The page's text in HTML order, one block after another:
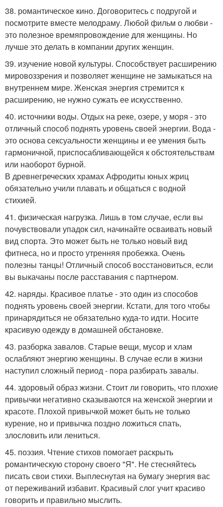
38. романтическое кино. Договоритесь с подругой и
посмотрите вместе мелодраму. Любой фильм о любви -
это полезное времяпровождение для женщины. Но
лучше это делать в компании других женщин.
39. изучение новой культуры. Способствует расширению
мировоззрения и позволяет женщине не замыкаться на
внутреннем мире. Женская энергия стремится к
расширению, не нужно сужать ее искусственно.
40. источники воды. Отдых на реке, озере, у моря - это
отличный способ поднять уровень своей энергии. Вода -
это основа сексуальности женщины и ее умения быть
гармоничной, приспосабливающейся к обстоятельствам
или наоборот бурной.
В древнегреческих храмах Афродиты юных жриц
обязательно учили плавать и общаться с водной
стихией.
41. физическая нагрузка. Лишь в том случае, если вы
почувствовали упадок сил, начинайте осваивать новый
вид спорта. Это может быть не только новый вид
фитнеса, но и просто утренняя пробежка. Очень
полезны танцы! Отличный способ восстановиться, если
вы выкачаны после расставания с партнером.
42. наряды. Красивое платье - это один из способов
поднять уровень своей энергии. Кстати, для того чтобы
принарядиться не обязательно куда-то идти. Носите
красивую одежду в домашней обстановке.
43. разборка завалов. Старые вещи, мусор и хлам
ослабляют энергию женщины. В случае если в жизни
наступил сложный период - пора разбирать завалы.
44. здоровый образ жизни. Стоит ли говорить, что плохие
привычки негативно сказываются на женской энергии и
красоте. Плохой привычкой может быть не только
курение, но и привычка поздно ложиться спать,
злословить или лениться.
45. поэзия. Чтение стихов помогает раскрыть
романтическую сторону своего "Я". Не стесняйтесь
писать свои стихи. Выплеснутая на бумагу энергия вас
от переживаний избавит. Красивый слог учит красиво
говорить и правильно мыслить.